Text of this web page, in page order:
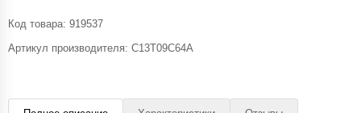
Код товара: 919537
Артикул производителя: C13T09C64A